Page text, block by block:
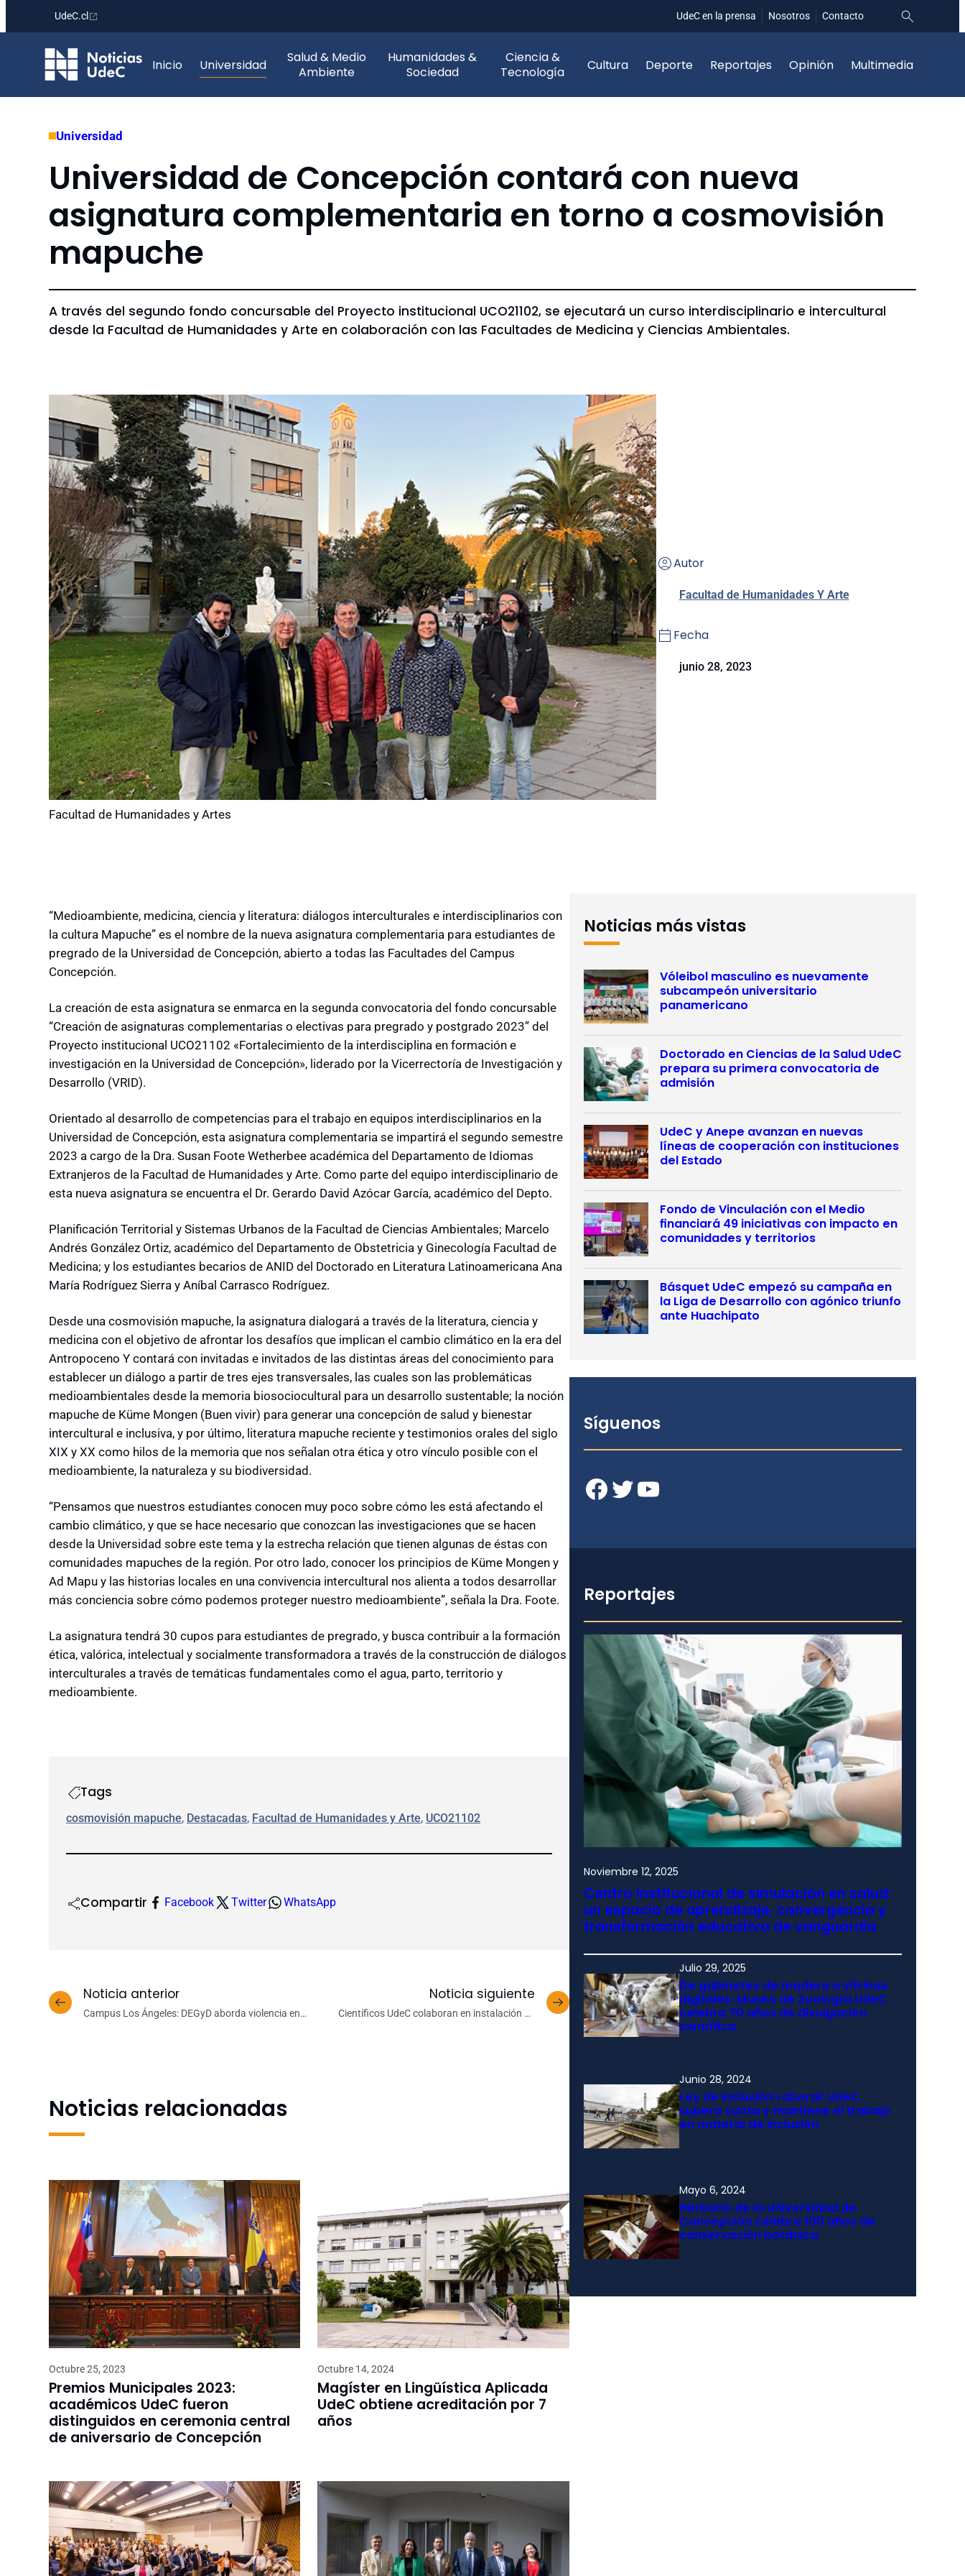
contenido
UdeC.cl UdeC en la prensa Nosotros Contacto
Inicio Universidad
Salud & Medio
Ambiente
Humanidades &
Sociedad
Ciencia &
Tecnología
Cultura Deporte Reportajes Opinión Multimedia
Universidad
Universidad de Concepción contará con nueva
asignatura complementaria en torno a cosmovisión
mapuche
A través del segundo fondo concursable del Proyecto institucional UCO21102, se ejecutará un curso interdisciplinario e intercultural
desde la Facultad de Humanidades y Arte en colaboración con las Facultades de Medicina y Ciencias Ambientales.
Facultad de Humanidades y Artes
Autor
Facultad de Humanidades Y Arte
Fecha
junio 28, 2023
“Medioambiente, medicina, ciencia y literatura: diálogos interculturales e interdisciplinarios con
la cultura Mapuche” es el nombre de la nueva asignatura complementaria para estudiantes de
pregrado de la Universidad de Concepción, abierto a todas las Facultades del Campus
Concepción.
La creación de esta asignatura se enmarca en la segunda convocatoria del fondo concursable
“Creación de asignaturas complementarias o electivas para pregrado y postgrado 2023” del
Proyecto institucional UCO21102 «Fortalecimiento de la interdisciplina en formación e
investigación en la Universidad de Concepción», liderado por la Vicerrectoría de Investigación y
Desarrollo (VRID).
Orientado al desarrollo de competencias para el trabajo en equipos interdisciplinarios en la
Universidad de Concepción, esta asignatura complementaria se impartirá el segundo semestre
2023 a cargo de la Dra. Susan Foote Wetherbee académica del Departamento de Idiomas
Extranjeros de la Facultad de Humanidades y Arte. Como parte del equipo interdisciplinario de
esta nueva asignatura se encuentra el Dr. Gerardo David Azócar García, académico del Depto.
Planificación Territorial y Sistemas Urbanos de la Facultad de Ciencias Ambientales; Marcelo
Andrés González Ortiz, académico del Departamento de Obstetricia y Ginecología Facultad de
Medicina; y los estudiantes becarios de ANID del Doctorado en Literatura Latinoamericana Ana
María Rodríguez Sierra y Aníbal Carrasco Rodríguez.
Desde una cosmovisión mapuche, la asignatura dialogará a través de la literatura, ciencia y
medicina con el objetivo de afrontar los desafíos que implican el cambio climático en la era del
Antropoceno Y contará con invitadas e invitados de las distintas áreas del conocimiento para
establecer un diálogo a partir de tres ejes transversales, las cuales son las problemáticas
medioambientales desde la memoria biosociocultural para un desarrollo sustentable; la noción
mapuche de Küme Mongen (Buen vivir) para generar una concepción de salud y bienestar
intercultural e inclusiva, y por último, literatura mapuche reciente y testimonios orales del siglo
XIX y XX como hilos de la memoria que nos señalan otra ética y otro vínculo posible con el
medioambiente, la naturaleza y su biodiversidad.
“Pensamos que nuestros estudiantes conocen muy poco sobre cómo les está afectando el
cambio climático, y que se hace necesario que conozcan las investigaciones que se hacen
desde la Universidad sobre este tema y la estrecha relación que tienen algunas de éstas con
comunidades mapuches de la región. Por otro lado, conocer los principios de Küme Mongen y
Ad Mapu y las historias locales en una convivencia intercultural nos alienta a todos desarrollar
más conciencia sobre cómo podemos proteger nuestro medioambiente”, señala la Dra. Foote.
La asignatura tendrá 30 cupos para estudiantes de pregrado, y busca contribuir a la formación
ética, valórica, intelectual y socialmente transformadora a través de la construcción de diálogos
interculturales a través de temáticas fundamentales como el agua, parto, territorio y
medioambiente.
Tags
cosmovisión mapuche, Destacadas, Facultad de Humanidades y Arte, UCO21102
Compartir Facebook Twitter WhatsApp
Noticia anterior
Campus Los Ángeles: DEGyD aborda violencia en
Noticia siguiente
Científicos UdeC colaboran en instalación de
Noticias relacionadas
Octubre 25, 2023
Premios Municipales 2023:
académicos UdeC fueron
distinguidos en ceremonia central
de aniversario de Concepción
Octubre 14, 2024
Magíster en Lingüística Aplicada
UdeC obtiene acreditación por 7
años
Noticias más vistas
Vóleibol masculino es nuevamente
subcampeón universitario
panamericano
Doctorado en Ciencias de la Salud UdeC
prepara su primera convocatoria de
admisión
UdeC y Anepe avanzan en nuevas
líneas de cooperación con instituciones
del Estado
Fondo de Vinculación con el Medio
financiará 49 iniciativas con impacto en
comunidades y territorios
Básquet UdeC empezó su campaña en
la Liga de Desarrollo con agónico triunfo
ante Huachipato
Síguenos
Facebook Twitter YouTube
Reportajes
Noviembre 12, 2025
Centro institucional de simulación en salud:
un espacio de aprendizaje, convergencia y
transformación educativa de vanguardia
Julio 29, 2025
De gabinetes de madera a vitrinas
digitales: Museo de Zoología UdeC
celebra 70 años de divulgación
científica
Junio 28, 2024
Ley de Inclusión Laboral: UdeC
supera cuota y mantiene el trabajo
en materia de inclusión
Mayo 6, 2024
Herbario de la Universidad de
Concepción celebra 100 años de
conservación botánica